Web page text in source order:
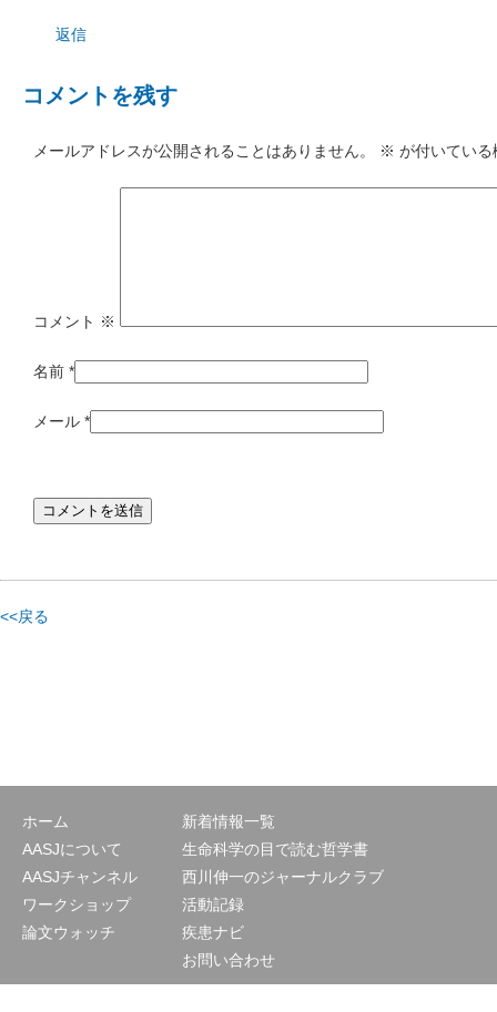
返信
コメントを残す
メールアドレスが公開されることはありません。 ※ が付いてい
コメント ※
名前 *
メール *
<<戻る
ホーム
AASJについて
AASJチャンネル
ワークショップ
論文ウォッチ
新着情報一覧
生命科学の目で読む哲学書
西川伸一のジャーナルクラブ
活動記録
疾患ナビ
お問い合わせ